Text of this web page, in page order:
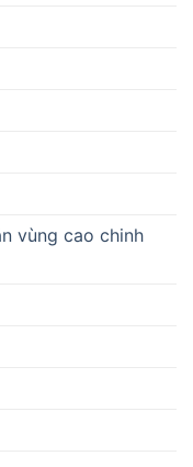
vùng cao chinh